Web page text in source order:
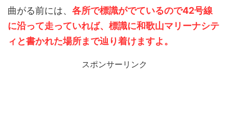
曲がる前には、 各所で標識がでているので42号線
に沿って走っていれば、標識に和歌山マリーナシテ
ィと書かれた場所まで辿り着けますよ。
スポンサーリンク